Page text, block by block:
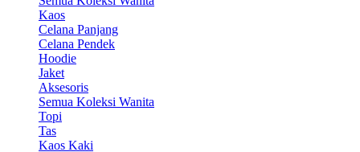
Kaos
Celana Panjang
Celana Pendek
Hoodie
Jaket
Aksesoris
Semua Koleksi Wanita
Topi
Tas
Kaos Kaki